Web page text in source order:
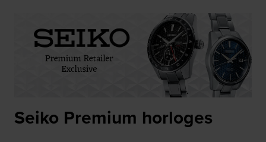
Seiko Premium horloges